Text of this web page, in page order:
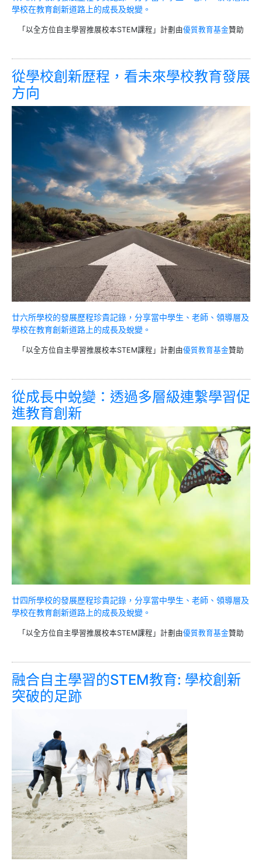
學校在教育創新道路上的成長及蛻變。
「以全方位自主學習推展校本STEM課程」計劃由優質教育基金贊助
從學校創新歴程，看未來學校教育發展
方向
廿六所學校的發展歷程珍貴記錄，分享當中學生、老師、領導層及
學校在教育創新道路上的成長及蛻變。
「以全方位自主學習推展校本STEM課程」計劃由優質教育基金贊助
從成長中蛻變：透過多層級連繫學習促
進教育創新
廿四所學校的發展歷程珍貴記錄，分享當中學生、老師、領導層及
學校在教育創新道路上的成長及蛻變。
「以全方位自主學習推展校本STEM課程」計劃由優質教育基金贊助
融合自主學習的STEM教育: 學校創新
突破的足跡